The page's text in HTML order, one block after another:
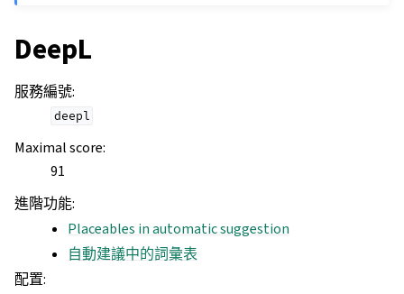
DeepL
服務編號:
deepl
Maximal score:
91
進階功能:
Placeables in automatic suggestion
自動建議中的詞彙表
配置: